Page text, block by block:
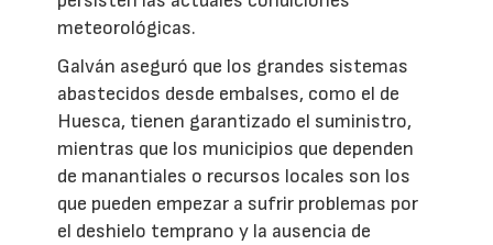
meteorológicas.
Galván aseguró que los grandes sistemas
abastecidos desde embalses, como el de
Huesca, tienen garantizado el suministro,
mientras que los municipios que dependen
de manantiales o recursos locales son los
que pueden empezar a sufrir problemas por
el deshielo temprano y la ausencia de